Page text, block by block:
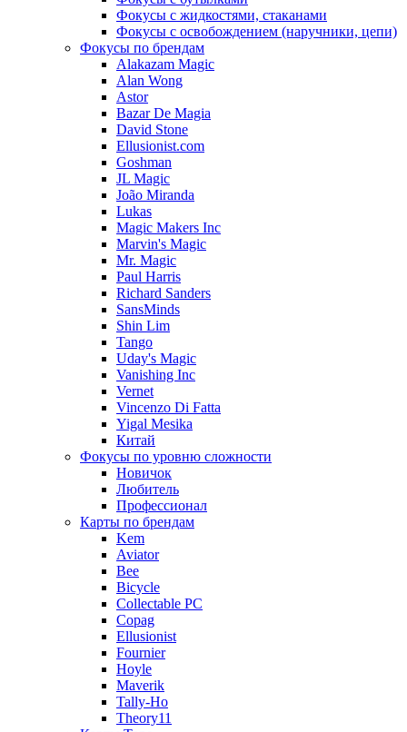
Фокусы с жидкостями, стаканами
Фокусы с освобождением (наручники, цепи)
Фокусы по брендам
Alakazam Magic
Alan Wong
Astor
Bazar De Magia
David Stone
Ellusionist.com
Goshman
JL Magic
João Miranda
Lukas
Magic Makers Inc
Marvin's Magic
Mr. Magic
Paul Harris
Richard Sanders
SansMinds
Shin Lim
Tango
Uday's Magic
Vanishing Inc
Vernet
Vincenzo Di Fatta
Yigal Mesika
Китай
Фокусы по уровню сложности
Новичок
Любитель
Профессионал
Карты по брендам
Kem
Aviator
Bee
Bicycle
Collectable PC
Copag
Ellusionist
Fournier
Hoyle
Maverik
Tally-Ho
Theory11